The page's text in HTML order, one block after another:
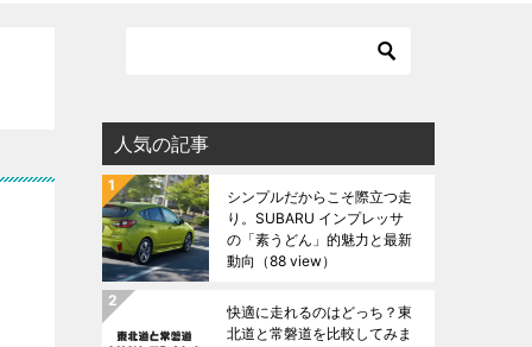
人気の記事
シンプルだからこそ際立つ走
り。SUBARU インプレッサ
の「素うどん」的魅力と最新
動向 （88 view）
快適に走れるのはどっち？東
北道と常磐道を比較してみま